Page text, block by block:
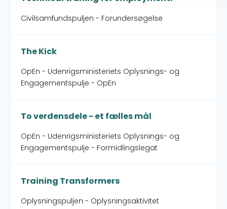
Civilsamfundspuljen - Forundersøgelse
The Kick
OpEn - Udenrigsministeriets Oplysnings- og
Engagementspulje - OpEn
To verdensdele - et fælles mål
OpEn - Udenrigsministeriets Oplysnings- og
Engagementspulje - Formidlingslegat
Training Transformers
Oplysningspuljen - Oplysningsaktivitet